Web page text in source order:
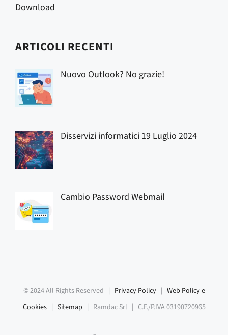
Download
ARTICOLI RECENTI
Nuovo Outlook? No grazie!
Disservizi informatici 19 Luglio 2024
Cambio Password Webmail
© 2024 All Rights Reserved | Privacy Policy| Web Policy e
Cookies| Sitemap | Ramdac Srl | C.F./P.IVA 03190720965